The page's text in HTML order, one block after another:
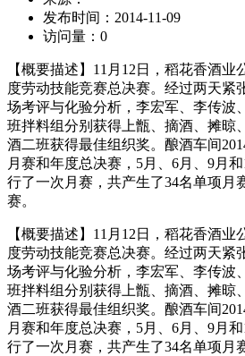
发布时间： 2014-11-09
访问量： 0
【概要描述】 11月12日，稻花香酒业
度劳动技能竞赛总决赛。经过两天紧
场考评与化验分析，李宏军、李传波
班拌料组分别获得上甑、摘酒、摊晾
酒二班获得最佳组织奖。酿酒车间
月赛和年度总决赛，5月、6月、9月
行了一次月赛，共产生了34名单项月
赛。
【概要描述】 11月12日，稻花香酒业
度劳动技能竞赛总决赛。经过两天紧
场考评与化验分析，李宏军、李传波
班拌料组分别获得上甑、摘酒、摊晾
酒二班获得最佳组织奖。酿酒车间
月赛和年度总决赛，5月、6月、9月
行了一次月赛，共产生了34名单项月